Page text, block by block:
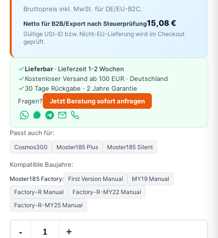
Bruttopreis inkl. MwSt. für DE/EU-B2C.
Netto für B2B/Export nach Steuerprüfung15,08 €
Gültige USt-ID bzw. Nicht-EU-Lieferung wird im Checkout
geprüft.
Lieferbar · Lieferzeit 1-2 Wochen
Kostenloser Versand ab 100 EUR · Deutschland
30 Tage Rückgabe · 2 Jahre Garantie
Fragen?
Jetzt Beratung sofort anfragen
Passt auch für:
Cosmos300 Moster185 Plus Moster185 Silent
Kompatible Baujahre:
Moster185 Factory: First Version Manual
MY19 Manual
Factory-R Manual
Factory-R-MY22 Manual
Factory-R-MY25 Manual
- +